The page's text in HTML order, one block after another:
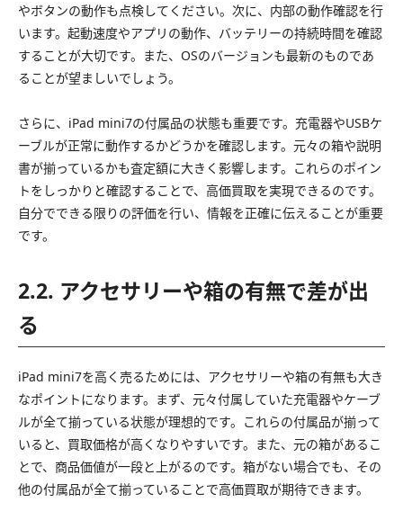
やボタンの動作も点検してください。次に、内部の動作確認を行
います。起動速度やアプリの動作、バッテリーの持続時間を確認
することが大切です。また、OSのバージョンも最新のものであ
ることが望ましいでしょう。
さらに、iPad mini7の付属品の状態も重要です。充電器やUSBケ
ーブルが正常に動作するかどうかを確認します。元々の箱や説明
書が揃っているかも査定額に大きく影響します。これらのポイン
トをしっかりと確認することで、高価買取を実現できるのです。
自分でできる限りの評価を行い、情報を正確に伝えることが重要
です。
2.2. アクセサリーや箱の有無で差が出
る
iPad mini7を高く売るためには、アクセサリーや箱の有無も大き
なポイントになります。まず、元々付属していた充電器やケーブ
ルが全て揃っている状態が理想的です。これらの付属品が揃って
いると、買取価格が高くなりやすいです。また、元の箱があるこ
とで、商品価値が一段と上がるのです。箱がない場合でも、その
他の付属品が全て揃っていることで高価買取が期待できます。